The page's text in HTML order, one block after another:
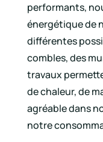
performants,
énergétique de
différentes
combles, des
travaux
de chaleur, de
agréable dans
notre